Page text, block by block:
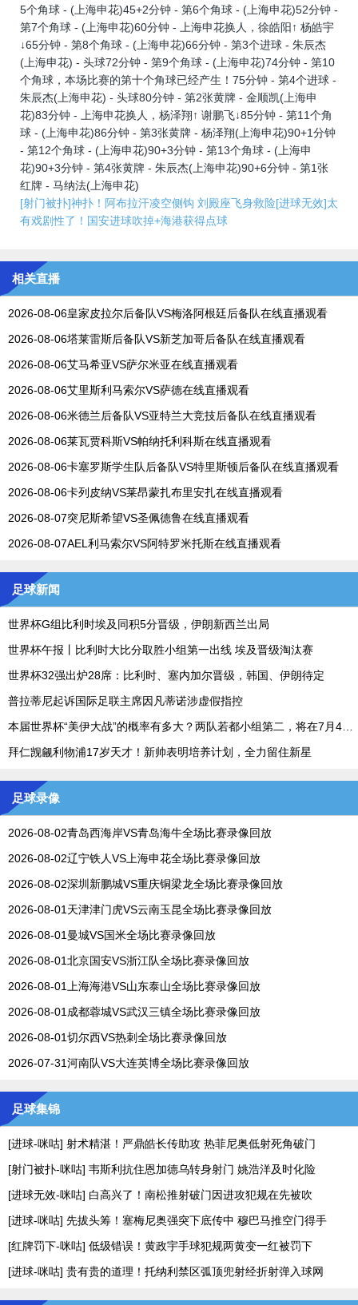
5个角球 - (上海申花)45+2分钟 - 第6个角球 - (上海申花)52分钟 -
第7个角球 - (上海申花)60分钟 - 上海申花换人，徐皓阳↑ 杨皓宇
↓65分钟 - 第8个角球 - (上海申花)66分钟 - 第3个进球 - 朱辰杰
(上海申花) - 头球72分钟 - 第9个角球 - (上海申花)74分钟 - 第10
个角球，本场比赛的第十个角球已经产生！75分钟 - 第4个进球 -
朱辰杰(上海申花) - 头球80分钟 - 第2张黄牌 - 金顺凯(上海申
花)83分钟 - 上海申花换人，杨泽翔↑ 谢鹏飞↓85分钟 - 第11个角
球 - (上海申花)86分钟 - 第3张黄牌 - 杨泽翔(上海申花)90+1分钟
- 第12个角球 - (上海申花)90+3分钟 - 第13个角球 - (上海申
花)90+3分钟 - 第4张黄牌 - 朱辰杰(上海申花)90+6分钟 - 第1张
红牌 - 马纳法(上海申花)
[射门被扑]神扑！阿布拉汗凌空侧钩 刘殿座飞身救险[进球无效]太
有戏剧性了！国安进球吹掉+海港获得点球
相关直播
2026-08-06皇家皮拉尔后备队VS梅洛阿根廷后备队在线直播观看
2026-08-06塔莱雷斯后备队VS新芝加哥后备队在线直播观看
2026-08-06艾马希亚VS萨尔米亚在线直播观看
2026-08-06艾里斯利马索尔VS萨德在线直播观看
2026-08-06米德兰后备队VS亚特兰大竞技后备队在线直播观看
2026-08-06莱瓦贾科斯VS帕纳托利科斯在线直播观看
2026-08-06卡塞罗斯学生队后备队VS特里斯顿后备队在线直播观看
2026-08-06卡列皮纳VS莱昂蒙扎布里安扎在线直播观看
2026-08-07突尼斯希望VS圣佩德鲁在线直播观看
2026-08-07AEL利马索尔VS阿特罗米托斯在线直播观看
足球新闻
世界杯G组比利时埃及同积5分晋级，伊朗新西兰出局
世界杯午报丨比利时大比分取胜小组第一出线 埃及晋级淘汰赛
世界杯32强出炉28席：比利时、塞内加尔晋级，韩国、伊朗待定
普拉蒂尼起诉国际足联主席因凡蒂诺涉虚假指控
拜仁觊觎利物浦17岁天才！新帅表明培养计划，全力留住新星
足球录像
2026-08-02青岛西海岸VS青岛海牛全场比赛录像回放
2026-08-02辽宁铁人VS上海申花全场比赛录像回放
2026-08-02深圳新鹏城VS重庆铜梁龙全场比赛录像回放
2026-08-01天津津门虎VS云南玉昆全场比赛录像回放
2026-08-01曼城VS国米全场比赛录像回放
2026-08-01北京国安VS浙江队全场比赛录像回放
2026-08-01上海海港VS山东泰山全场比赛录像回放
2026-08-01成都蓉城VS武汉三镇全场比赛录像回放
2026-08-01切尔西VS热刺全场比赛录像回放
2026-07-31河南队VS大连英博全场比赛录像回放
足球集锦
[进球-咪咕] 射术精湛！严鼎皓长传助攻 热菲尼奥低射死角破门
[射门被扑-咪咕] 韦斯利抗住恩加德乌转身射门 姚浩洋及时化险
[进球无效-咪咕] 白高兴了！南松推射破门因进攻犯规在先被吹
[进球-咪咕] 先拔头筹！塞梅尼奥强突下底传中 穆巴马推空门得手
[红牌罚下-咪咕] 低级错误！黄政宇手球犯规两黄变一红被罚下
[进球-咪咕] 贵有贵的道理！托纳利禁区弧顶兜射经折射弹入球网